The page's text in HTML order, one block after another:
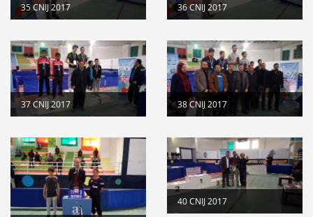
35 CNIJ 2017 36 CNIJ 2017
37 CNIJ 2017 38 CNIJ 2017
40 CNIJ 2017